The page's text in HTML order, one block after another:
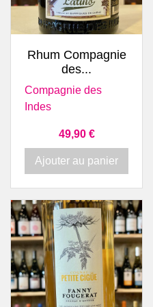
Rhum Compagnie
des...
Compagnie des
Indes
Prix
49,90 €
Ajouter au panier